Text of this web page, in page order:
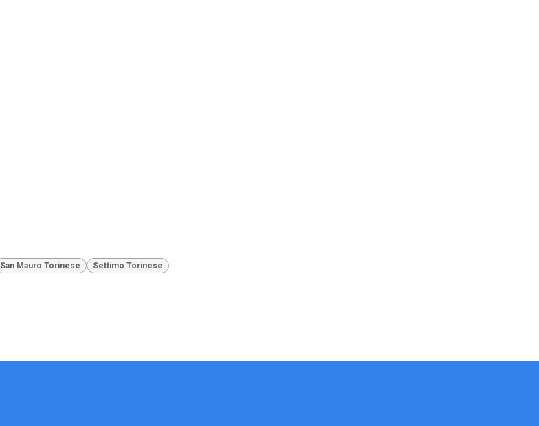
San Mauro Torinese
Settimo Torinese